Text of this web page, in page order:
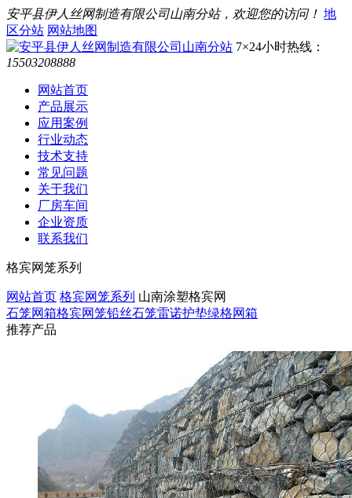
安平县伊人丝网制造有限公司山南分站，欢迎您的访问！ 地
区分站 网站地图
7×24小时热线：
15503208888
网站首页
产品展示
应用案例
行业动态
技术支持
常见问题
关于我们
厂房车间
企业资质
联系我们
格宾网笼系列
网站首页 格宾网笼系列 山南涂塑格宾网
石笼网箱格宾网笼铅丝石笼雷诺护垫绿格网箱
推荐产品